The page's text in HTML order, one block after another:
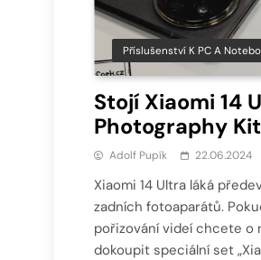
Příslušenství K PC A
Stojí Xiaomi 14
Photography
Adolf Pupík 22.06.2024
Xiaomi 14 Ultra láká
zadních fotoaparátů.
pořizování videí chcete o
dokoupit speciální set